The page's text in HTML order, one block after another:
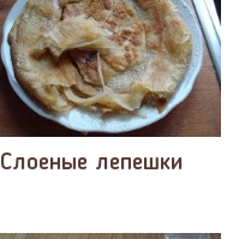
Слоеные лепешки